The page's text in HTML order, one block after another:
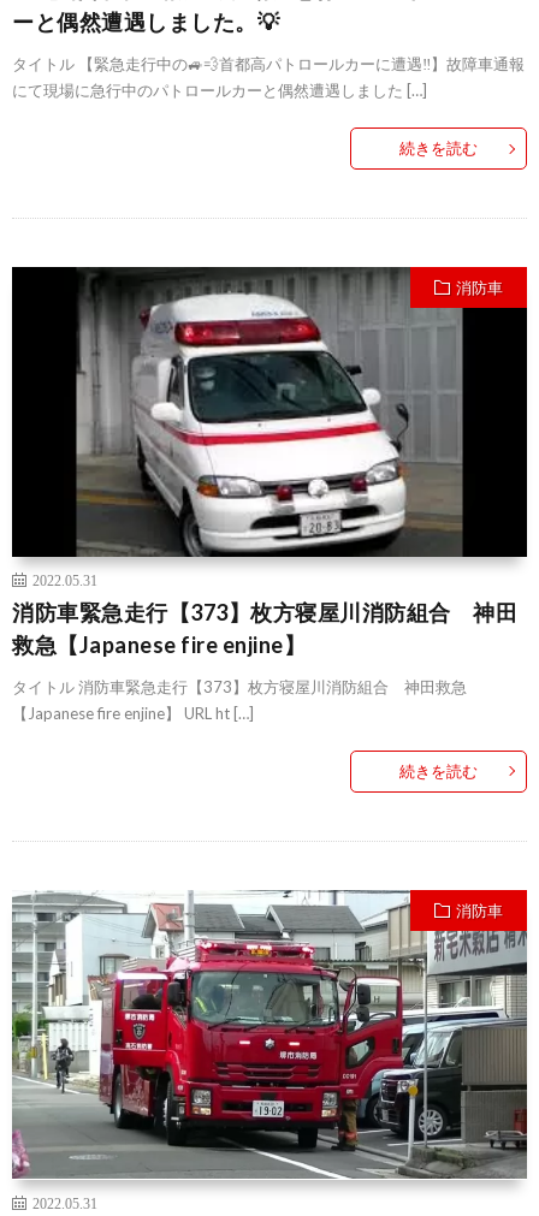
ーと偶然遭遇しました。💡
タイトル 【緊急走行中の🚙💨首都高パトロールカーに遭遇‼️】故障車通報
にて現場に急行中のパトロールカーと偶然遭遇しました […]
続きを読む
消防車
2022.05.31
消防車緊急走行【373】枚方寝屋川消防組合 神田
救急【Japanese fire enjine】
タイトル 消防車緊急走行【373】枚方寝屋川消防組合 神田救急
【Japanese fire enjine】 URL ht […]
続きを読む
消防車
2022.05.31